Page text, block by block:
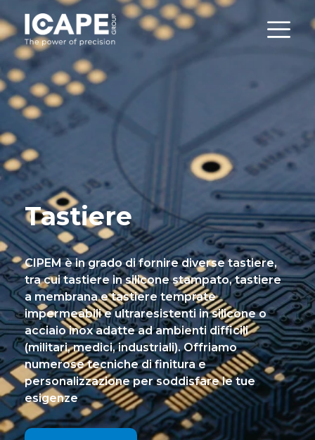
Tastiere
CIPEM è in grado di fornire diverse tastiere,
tra cui tastiere in silicone stampato, tastiere
a membrana e tastiere temprate
impermeabili e ultraresistenti in silicone o
acciaio inox adatte ad ambienti difficili
(militari, medici, industriali). Offriamo
numerose tecniche di finitura e
personalizzazione per soddisfare le tue
esigenze